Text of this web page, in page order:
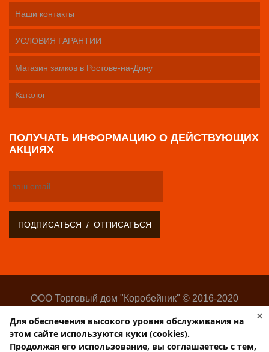
Наши контакты
УСЛОВИЯ ГАРАНТИИ
Магазин замков в Ростове-на-Дону
Каталог
ПОЛУЧАТЬ ИНФОРМАЦИЮ О ДЕЙСТВУЮЩИХ
АКЦИЯХ
ООО Торговый дом "Коробейник" © 2016-2020
изделий
Разработка:Web-студия Websilon
×
Для обеспечения высокого уровня обслуживания на
этом сайте используются куки (cookies).
Продолжая его использование, вы соглашаетесь с тем,